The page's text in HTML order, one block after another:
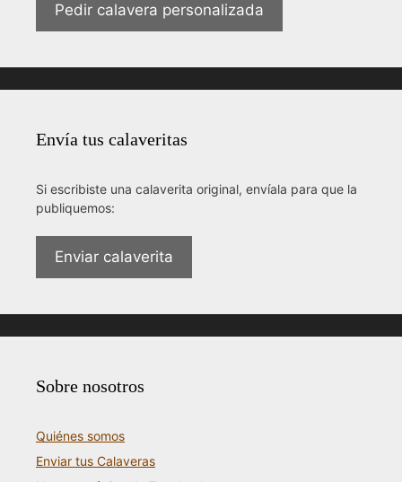
Pedir calavera personalizada
Envía tus calaveritas
Si escribiste una calaverita original, envíala para que la
publiquemos:
Enviar calaverita
Sobre nosotros
Quiénes somos
Enviar tus Calaveras